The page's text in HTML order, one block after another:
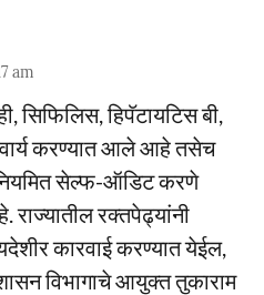
am
सिफिलिस, हिपॅटायटिस बी,
करण्यात आले आहे तसेच
सेल्फ-ऑडिट करणे
रक्तपेढ्यांनी
कारवाई करण्यात येईल,
विभागाचे आयुक्त तुकाराम